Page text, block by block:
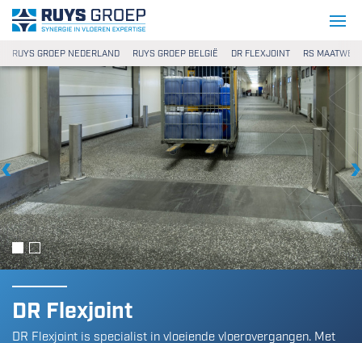
Ga naar content
Ruys Groep
RUYS GROEP NEDERLAND RUYS GROEP BELGIË DR FLEXJOINT RS
Vorige
DR Flexjoint
DR Flexjoint is specialist in vloeiende vloerovergangen. Met